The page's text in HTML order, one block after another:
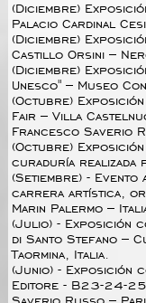
(Diciembre)
Palacio Cardinal
(Diciembre)
Castillo Orsini –
(Diciembre)
Unesco" – Museo
(Octubre)
Fair – Villa
Francesco Saverio
(Octubre)
curaduría realizada
(Setiembre) -
carrera artística,
Marin Palermo –
(Julio) - Exposición
di Santo Stefano –
Taormina, Italia.
(Junio) - Exposición
Editore - B23-24-